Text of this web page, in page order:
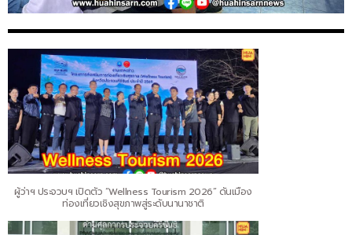
ผู้ว่าฯ ประจวบฯ เปิดตัว “Wellness Tourism 2026” ดันเมือง
ท่องเที่ยวเชิงสุขภาพสู่ระดับนานาชาติ